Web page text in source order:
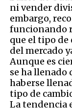
ni vender
embargo,
funcionando
que el tipo de
del mercado
Aunque es
se ha llenado
haberse
tipo de
La tendencia